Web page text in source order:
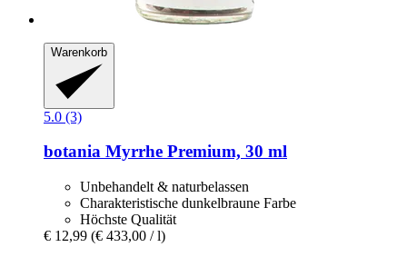
Warenkorb
5.0 (3)
botania Myrrhe Premium, 30 ml
Unbehandelt & naturbelassen
Charakteristische dunkelbraune Farbe
Höchste Qualität
€ 12,99 (€ 433,00 / l)